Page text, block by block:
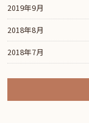
2019年9月
2018年8月
2018年7月